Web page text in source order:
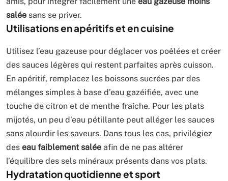
salée sans se priver.
Utilisations en apéritifs et en cuisine
Utilisez l’eau gazeuse pour déglacer vos poêlées et créer
des sauces légères qui restent parfaites après cuisson.
En apéritif, remplacez les boissons sucrées par des
mélanges simples à base d’eau gazéifiée, avec une
touche de citron et de menthe fraîche. Pour les plats
mijotés, un peu d’eau pétillante peut alléger les sauces
sans alourdir les saveurs. Dans tous les cas, privilégiez
des eau faiblement salée afin de ne pas altérer
l’équilibre des sels minéraux présents dans vos plats.
Hydratation quotidienne et sport